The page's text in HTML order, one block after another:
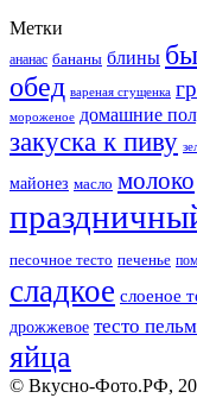
Метки
ананас бананы блины
обед вареная сгущенка
мороженое домашние
закуска к пиву
майонез масло молоко
песочное тесто печенье
сладкое слоеное
дрожжевое тесто
яйца
© Вкусно-Фото.РФ,